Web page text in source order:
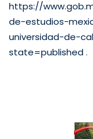
https://
de-estudios-
universidad-de-
state=published.